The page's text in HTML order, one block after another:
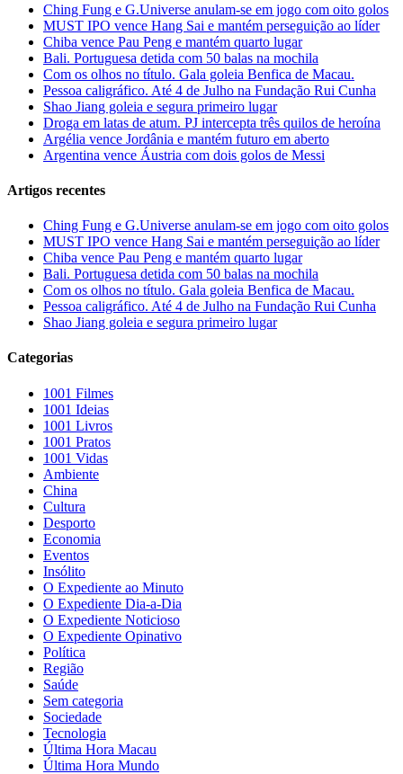
Ching Fung e G.Universe anulam-se em jogo com oito golos
MUST IPO vence Hang Sai e mantém perseguição ao líder
Chiba vence Pau Peng e mantém quarto lugar
Bali. Portuguesa detida com 50 balas na mochila
Com os olhos no título. Gala goleia Benfica de Macau.
Pessoa caligráfico. Até 4 de Julho na Fundação Rui Cunha
Shao Jiang goleia e segura primeiro lugar
Droga em latas de atum. PJ intercepta três quilos de heroína
Argélia vence Jordânia e mantém futuro em aberto
Argentina vence Áustria com dois golos de Messi
Artigos recentes
Ching Fung e G.Universe anulam-se em jogo com oito golos
MUST IPO vence Hang Sai e mantém perseguição ao líder
Chiba vence Pau Peng e mantém quarto lugar
Bali. Portuguesa detida com 50 balas na mochila
Com os olhos no título. Gala goleia Benfica de Macau.
Pessoa caligráfico. Até 4 de Julho na Fundação Rui Cunha
Shao Jiang goleia e segura primeiro lugar
Categorias
1001 Filmes
1001 Ideias
1001 Livros
1001 Pratos
1001 Vidas
Ambiente
China
Cultura
Desporto
Economia
Eventos
Insólito
O Expediente ao Minuto
O Expediente Dia-a-Dia
O Expediente Noticioso
O Expediente Opinativo
Política
Região
Saúde
Sem categoria
Sociedade
Tecnologia
Última Hora Macau
Última Hora Mundo